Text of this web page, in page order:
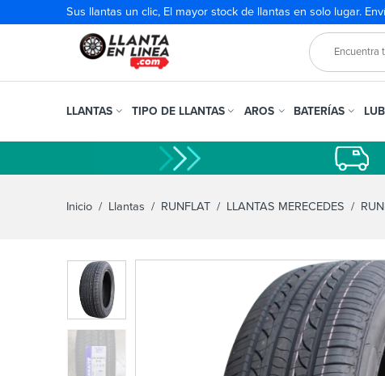
Sus llantas un clic, El mayor stock de llantas en solo lugar.
LLANTAS TIPO DE LLANTAS AROS BATERÍAS
Inicio / Llantas / RUNFLAT / LLANTAS MERECEDES /